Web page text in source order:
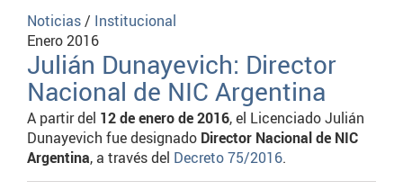
Noticias/ Institucional
Enero 2016
Julián Dunayevich: Director
Nacional de NIC Argentina
A partir del 12 de enero de 2016, el Licenciado Julián
Dunayevich fue designado Director Nacional de NIC
Argentina, a través del Decreto 75/2016.